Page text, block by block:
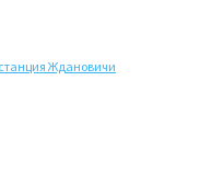
Ждановичи